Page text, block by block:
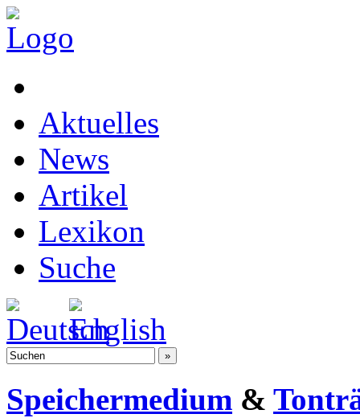
Aktuelles
News
Artikel
Lexikon
Suche
Speichermedium &